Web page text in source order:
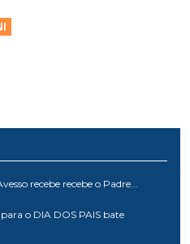
recebe recebe o Padre...
o DIA DOS PAIS bate